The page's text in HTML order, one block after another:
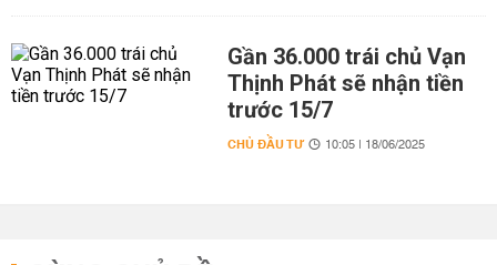
Gần 36.000 trái chủ Vạn
Thịnh Phát sẽ nhận tiền
trước 15/7
CHỦ ĐẦU TƯ 10:05 | 18/06/2025